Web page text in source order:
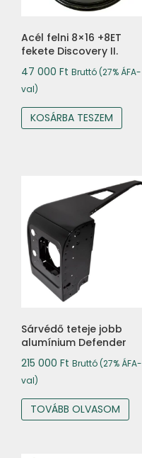
Acél felni 8×16 +8ET
fekete Discovery II.
47 000 Ft Bruttó (27% ÁFA-
val)
KOSÁRBA TESZEM
Sárvédő teteje jobb
alumínium Defender
215 000 Ft Bruttó (27% ÁFA-
val)
TOVÁBB OLVASOM